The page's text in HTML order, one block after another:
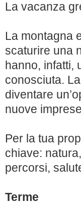
La vacanza
La montagna
scaturire una
hanno, infatti,
conosciuta.
diventare
nuove
Per la tua
chiave:
percorsi,
Terme